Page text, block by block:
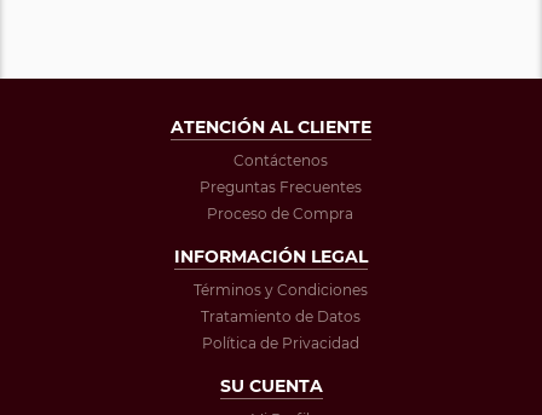
ATENCIÓN AL CLIENTE
Contáctenos
Preguntas Frecuentes
Proceso de Compra
INFORMACIÓN LEGAL
Términos y Condiciones
Tratamiento de Datos
Política de Privacidad
SU CUENTA